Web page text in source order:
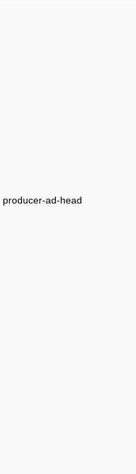
producer-ad-head